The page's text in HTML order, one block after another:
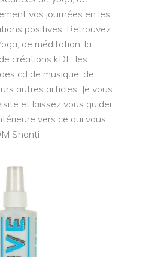
vos journées en les
positives. Retrouvez
de méditation, la
créations kDL, les
cd de musique, de
autres articles. Je vous
et laissez vous guider
vers ce qui vous
Shanti